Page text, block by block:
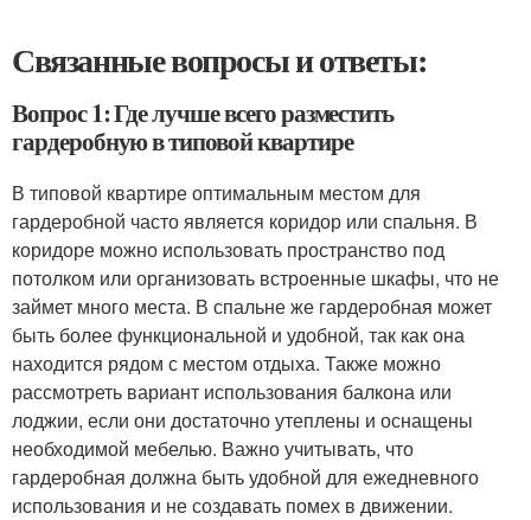
Связанные вопросы и ответы:
Вопрос 1: Где лучше всего разместить
гардеробную в типовой квартире
В типовой квартире оптимальным местом для
гардеробной часто является коридор или спальня. В
коридоре можно использовать пространство под
потолком или организовать встроенные шкафы, что не
займет много места. В спальне же гардеробная может
быть более функциональной и удобной, так как она
находится рядом с местом отдыха. Также можно
рассмотреть вариант использования балкона или
лоджии, если они достаточно утеплены и оснащены
необходимой мебелью. Важно учитывать, что
гардеробная должна быть удобной для ежедневного
использования и не создавать помех в движении.